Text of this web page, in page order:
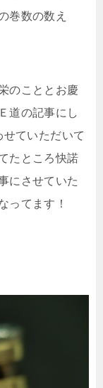
巻数の数え
のこととお慶
道の記事にし
ていただいて
たところ快諾
にさせていた
ってます！